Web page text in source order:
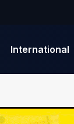
International